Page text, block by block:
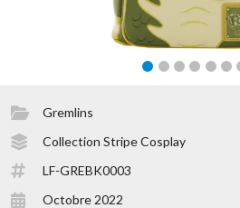
Gremlins
Collection Stripe Cosplay
LF-GREBK0003
Octobre 2022